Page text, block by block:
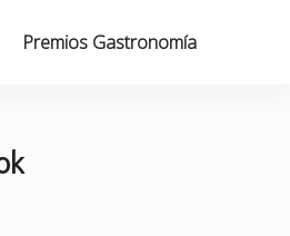
Premios Gastronomía